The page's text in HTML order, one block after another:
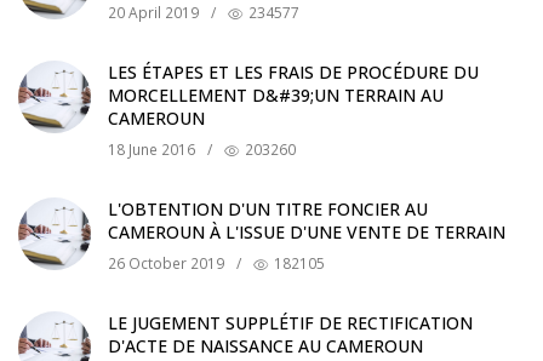
20 April 2019 / 234577
LES ÉTAPES ET LES FRAIS DE PROCÉDURE DU
MORCELLEMENT D&#39;UN TERRAIN AU
CAMEROUN
18 June 2016 / 203260
L'OBTENTION D'UN TITRE FONCIER AU
CAMEROUN À L'ISSUE D'UNE VENTE DE TERRAIN
26 October 2019 / 182105
LE JUGEMENT SUPPLÉTIF DE RECTIFICATION
D'ACTE DE NAISSANCE AU CAMEROUN